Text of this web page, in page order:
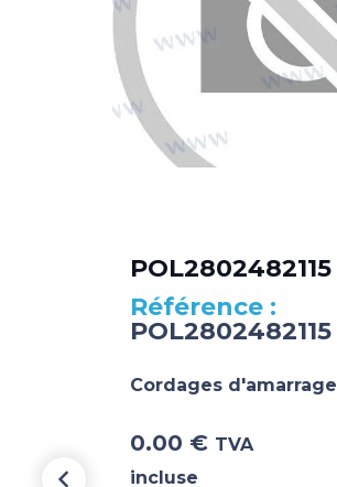
POL2802482115
POL2802482115
Cordages d'amarrage
0.00 € TVA
incluse